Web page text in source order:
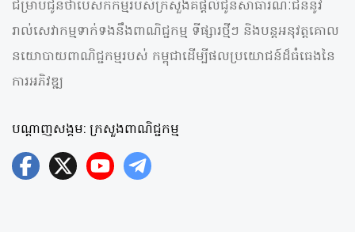
ជម្រាបជូនថាបេសកកម្មរបស់ក្រសួងគឺផ្តល់ជូនសាធារណៈជននូវ
រាល់សេវាកម្មទាក់ទងនឹងពាណិជ្ជកម្ម ទីផ្សារថ្មីៗ និងបន្តអនុវត្តគោល
នយោបាយពាណិជ្ជកម្មរបស់ កម្ពុជាដើម្បីផលប្រយោជន៍ដ៏ធំធេងនៃ
ការអភិវឌ្ឍ
បណ្តាញសង្គម: ក្រសួងពាណិជ្ជកម្ម